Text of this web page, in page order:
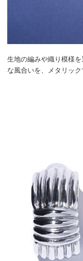
生地の編みや織り模様
な風合いを、メタリック